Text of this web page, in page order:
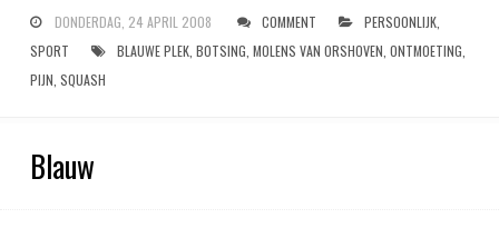
DONDERDAG, 24 APRIL 2008 COMMENT PERSOONLIJK,
SPORT
BLAUWE PLEK, BOTSING MOLENS VAN ORSHOVEN ONTMOETING
PIJN SQUASH
Blauw